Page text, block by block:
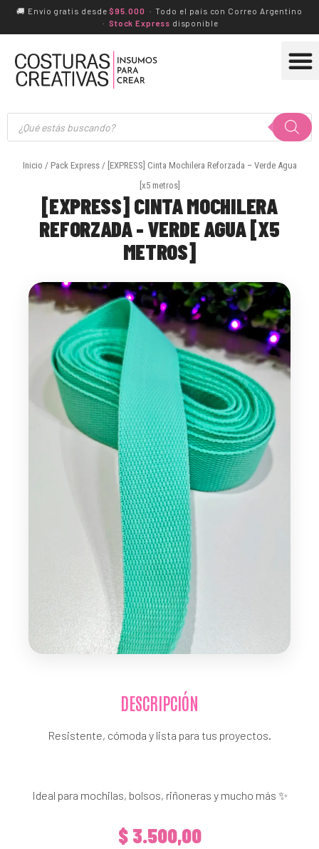
🚚 Envío gratis desde$95.000 · Todo el país con Correo Argentino
· Stock Express disponible
Búsqueda
de
productos
Inicio / Pack Express/ [EXPRESS] Cinta Mochilera Reforzada – Verde Agua
[x5 metros]
[EXPRESS] CINTA MOCHILERA
REFORZADA - VERDE AGUA [X5
METROS]
DESCRIPCIÓN
Resistente, cómoda y lista para tus proyectos.
Ideal para mochilas, bolsos, riñoneras y mucho más ✨
$3.500,00